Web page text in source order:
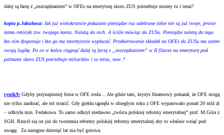
dalej tą farsę z „oszczędzaniem” w OFEs na emeryturę skoro ZUS potrzebuje money tu i teraz?
kopia p.Jakubasa: Jak już wielokrotniie pokazano pieniądze raz odebrane tobie nie są już twoje, proste
mimo retoryki tzw. twojego konta. Należą do nich. A ściśle mówiąc do ZUSu. Pieniądze należą do tego
kto nim dysponuje i kto go ma teoretycznie wypłacać. Przekierowanie składek na OFEs do ZUSu ma zatem
swoją logikę. Po co w końcu ciągnąć dalej tą farsę z „oszczędzaniem” w II filarze na emeryturę pod
palmami skoro ZUS potrzebuje miliardów i to teraz, now ?
cynik9: Gdyby przynajmniej forsa w OFE rosła… Ale gdzie tam, kryzys finansowy pokazał, że OFE mogą
nie tylko zarabiać, ale też stracić. Gdy giełda tąpnęła w ubiegłym roku z OFE wyparowało ponad 20 mld zł
– odkryła min. Fedakowa. To samo odkrył niedawno „twórca polskiej reformy emerytalnej” prof. M.Góra z
SGH. Rzucił się on już do tworzenia reformy polskiej reformy emerytalnej aby to właśnie wziąć pod
uwagę. Za następne dziesięć lat ma być gotowa.